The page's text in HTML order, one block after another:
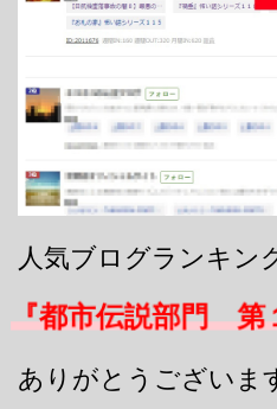
人気ブログランキン
『都市伝説部門 第
ありがとうございま